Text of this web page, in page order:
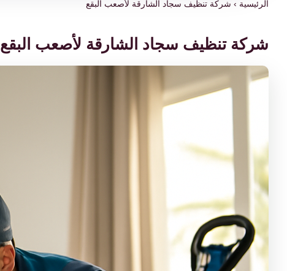
الرئيسية › شركة تنظيف سجاد الشارقة لأصعب البقع
شركة تنظيف سجاد الشارقة لأصعب البقع